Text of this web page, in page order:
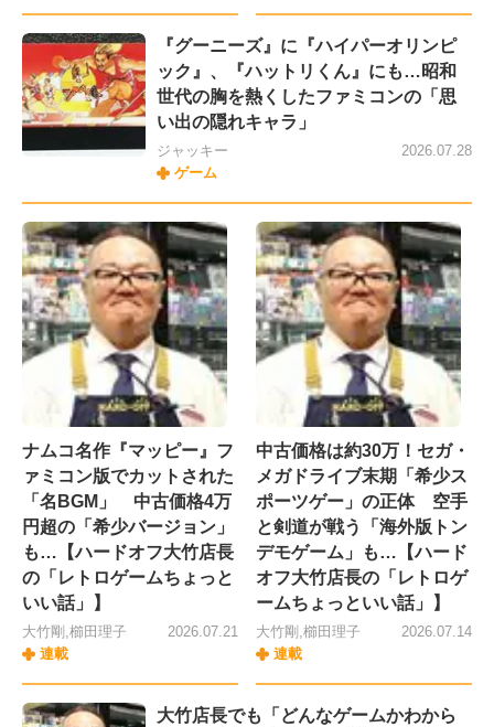
『グーニーズ』に『ハイパーオリンピ
ック』、『ハットリくん』にも…昭和
世代の胸を熱くしたファミコンの「思
い出の隠れキャラ」
ジャッキー
ゲーム
2026.07.28
ナムコ名作『マッピー』フ
ァミコン版でカットされた
「名BGM」 中古価格4万
円超の「希少バージョン」
も…【ハードオフ大竹店長
の「レトロゲームちょっと
いい話」】
大竹剛,櫛田理子
連載
2026.07.21
中古価格は約30万！セガ・
メガドライブ末期「希少ス
ポーツゲー」の正体 空手
と剣道が戦う「海外版トン
デモゲーム」も…【ハード
オフ大竹店長の「レトロゲ
ームちょっといい話」】
大竹剛,櫛田理子
連載
2026.07.14
大竹店長でも「どんなゲームかわから